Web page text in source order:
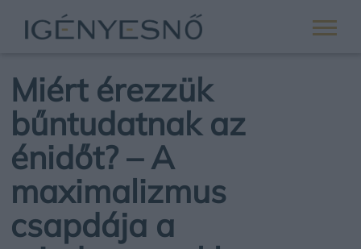
Miért érezzük
bűntudatnak az
énidőt? – A
maximalizmus
csapdája a